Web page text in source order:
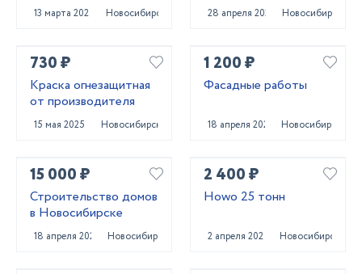
13 марта 2024 Новосибирск 28 апреля 2025 Новосибирск
730 ₽
Краска огнезащитная
от производителя
15 мая 2025 Новосибирск
1 200 ₽
Фасадные работы
18 апреля 2023 Новосибирск
15 000 ₽
Строительство домов
в Новосибирске
18 апреля 2023 Новосибирск
2 400 ₽
Howo 25 тонн
2 апреля 2024 Новосибирск